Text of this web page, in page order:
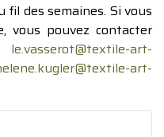
des semaines. Si vous
vous pouvez contacter
le.vasserot@textile-art-
art-